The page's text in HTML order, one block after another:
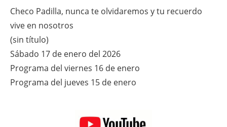
Checo Padilla, nunca te olvidaremos y tu recuerdo
vive en nosotros
(sin título)
Sábado 17 de enero del 2026
Programa del viernes 16 de enero
Programa del jueves 15 de enero